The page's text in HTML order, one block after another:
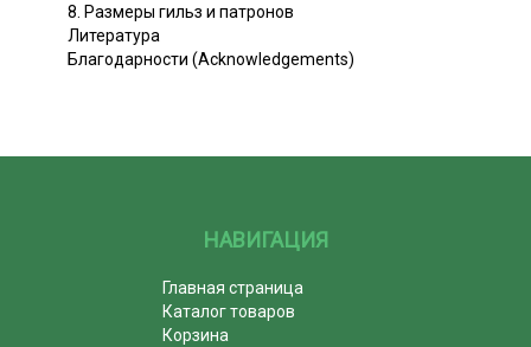
8. Размеры гильз и патронов
Литература
Благодарности (Acknowledgements)
НАВИГАЦИЯ
Главная страница
Каталог товаров
Корзина